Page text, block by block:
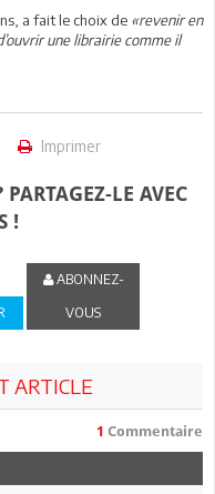
a fait le choix de «revenir en
une librairie comme il
Imprimer
LE AVEC
!
ABONNEZ-
VOUS
ARTICLE
1 Commentaire